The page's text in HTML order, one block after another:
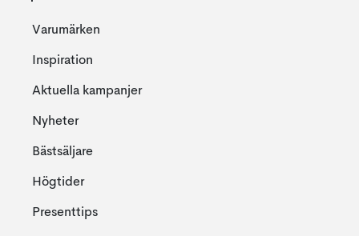
Varumärken
Inspiration
Aktuella kampanjer
Nyheter
Bästsäljare
Högtider
Presenttips